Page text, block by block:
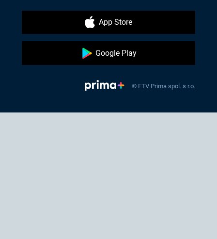
App Store
Google Play
© FTV Prima spol. s r.o.